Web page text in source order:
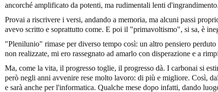
ancorché amplificato da potenti, ma rudimentali lenti
Provai a riscrivere i versi, andando a memoria, ma alcuni passi
avevo scritto e soprattutto come. E poi il "primavoltismo", si sa, è
"Plenilunio" rimase per diverso tempo così: un altro pensiero
non realizzate, mi ero rassegnato ad amarlo con disperazione e a
Ma, come la vita, il progresso toglie, il progresso dà. I carbonai si
però negli anni avvenire rese molto lavoro: di più e migliore. Così,
e sarà anche per l'informatica. Qualche mese dopo infatti, dando